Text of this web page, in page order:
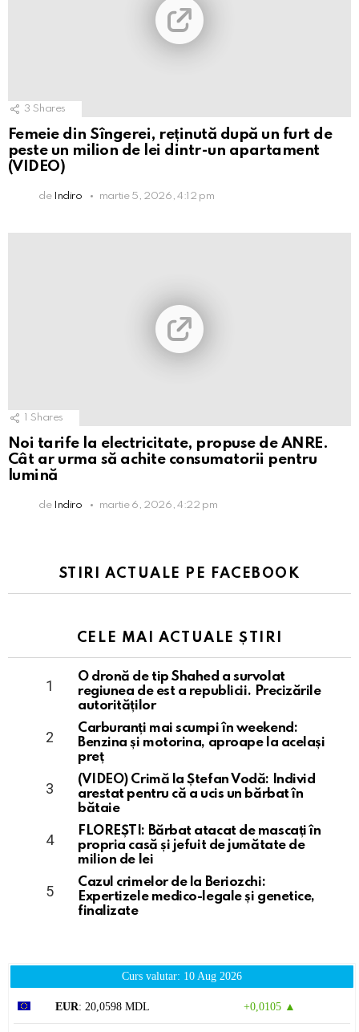
3 Shares
Femeie din Sîngerei, reținută după un furt de
peste un milion de lei dintr-un apartament
(VIDEO)
de Indiro martie 5, 2026, 4:12 pm
1 Shares
Noi tarife la electricitate, propuse de ANRE.
Cât ar urma să achite consumatorii pentru
lumină
de Indiro martie 6, 2026, 4:22 pm
STIRI ACTUALE PE FACEBOOK
CELE MAI ACTUALE ȘTIRI
O dronă de tip Shahed a survolat
regiunea de est a republicii. Precizările
autorităților
Carburanți mai scumpi în weekend:
Benzina și motorina, aproape la același
preț
(VIDEO) Crimă la Ștefan Vodă: Individ
arestat pentru că a ucis un bărbat în
bătaie
FLOREȘTI: Bărbat atacat de mascați în
propria casă și jefuit de jumătate de
milion de lei
Cazul crimelor de la Beriozchi:
Expertizele medico-legale și genetice,
finalizate
Curs valutar: 10 Aug 2026
EUR: 20,0598 MDL +0,0105 ▲